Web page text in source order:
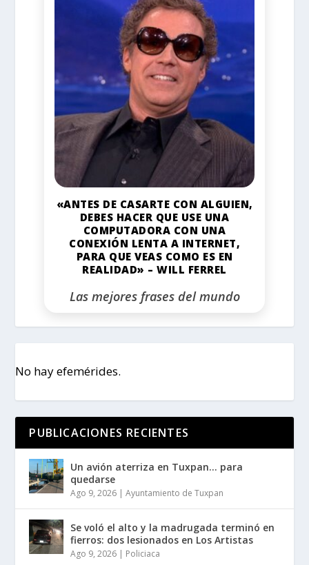
«ANTES DE CASARTE CON ALGUIEN,
DEBES HACER QUE USE UNA
COMPUTADORA CON UNA
CONEXIÓN LENTA A INTERNET,
PARA QUE VEAS COMO ES EN
REALIDAD» – WILL FERREL
Las mejores frases del mundo
No hay efemérides.
PUBLICACIONES RECIENTES
Un avión aterriza en Tuxpan… para
quedarse
Ago 9, 2026 |Ayuntamiento de Tuxpan
Se voló el alto y la madrugada terminó en
fierros: dos lesionados en Los Artistas
Ago 9, 2026 | Policiaca